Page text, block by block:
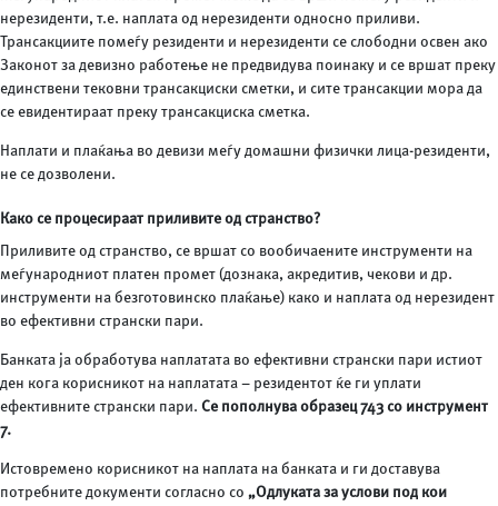
нерезиденти, т.е. наплата од нерезиденти односно приливи.
Трансакциите помеѓу резиденти и нерезиденти се слободни освен ако
Законот за девизно работење не предвидува поинаку и се вршат преку
единствени тековни трансакциски сметки, и сите трансакции мора да
се евидентираат преку трансакциска сметка.
Наплати и плаќања во девизи меѓу домашни физички лица-резиденти,
не се дозволени.
Како се процесираат приливите од странство?
Приливите од странство, се вршат со вообичаените инструменти на
меѓународниот платен промет (дознака, акредитив, чекови и др.
инструменти на безготовинско плаќање) како и наплата од нерезидент
во ефективни странски пари.
Банката ја обработува наплатата во ефективни странски пари истиот
ден кога корисникот на наплатата – резидентот ќе ги уплати
ефективните странски пари. Се пополнува образец 743 со инструмент
7.
Истовремено корисникот на наплата на банката и ги доставува
потребните документи согласно со „Одлуката за услови под кои